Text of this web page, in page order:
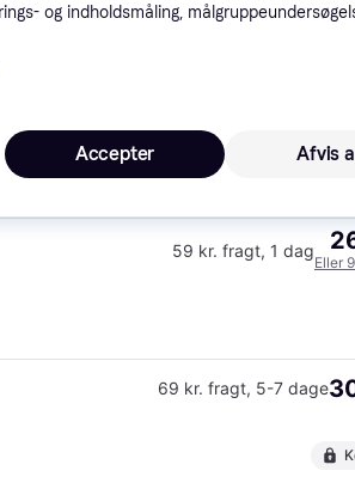
59 kr. fragt, 1 dag
Eller
69 kr. fragt, 5-7 dage
og indholdsmåling,
Afvis
Accepter